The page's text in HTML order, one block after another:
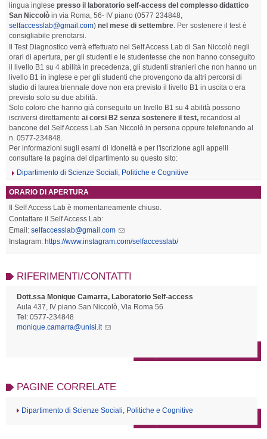
lingua inglese presso il laboratorio self-access del complesso didattico
San Niccolò in via Roma, 56- IV piano (0577 234848,
selfaccesslab@gmail.com) nel mese di settembre. Per sostenere il test è
consigliabile prenotarsi.
Il Test Diagnostico verrà effettuato nel Self Access Lab di San Niccolò negli
orari di apertura, per gli studenti e le studentesse che non hanno conseguito
il livello B1 su 4 abilità in precedenza, gli studenti stranieri che non hanno un
livello B1 in inglese e per gli studenti che provengono da altri percorsi di
studio di laurea triennale dove non era previsto il livello B1 in uscita o era
previsto solo su due abilità.
Solo coloro che hanno già conseguito un livello B1 su 4 abilità possono
iscriversi direttamente ai corsi B2 senza sostenere il test, recandosi al
bancone del Self Access Lab San Niccolò in persona oppure telefonando al
n. 0577-234848.
Per informazioni sugli esami di Idoneità e per l'iscrizione agli appelli
consultare la pagina del dipartimento su questo sito:
Dipartimento di Scienze Sociali, Politiche e Cognitive
ORARIO DI APERTURA
Il Self Access Lab è momentaneamente chiuso.
Contattare il Self Access Lab:
Email: selfaccesslab@gmail.com
Instagram: https://www.instagram.com/selfaccesslab/
RIFERIMENTI/CONTATTI
Dott.ssa Monique Camarra, Laboratorio Self-access
Aula 437, IV piano San Niccolò, Via Roma 56
Tel: 0577-234848
monique.camarra@unisi.it
PAGINE CORRELATE
Dipartimento di Scienze Sociali, Politiche e Cognitive